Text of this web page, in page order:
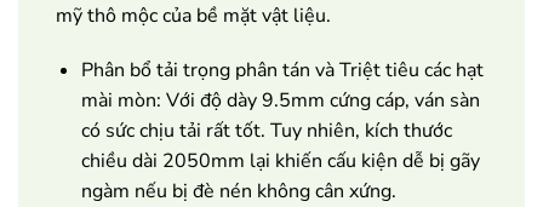
mỹ thô mộc của bề mặt vật liệu.
Phân bổ tải trọng phân tán và Triệt tiêu các hạt
mài mòn: Với độ dày 9.5mm cứng cáp, ván sàn
có sức chịu tải rất tốt. Tuy nhiên, kích thước
chiều dài 2050mm lại khiến cấu kiện dễ bị gãy
ngàm nếu bị đè nén không cân xứng.